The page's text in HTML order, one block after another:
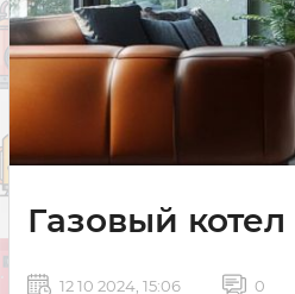
Газовый
12 10 2024, 15:06 0